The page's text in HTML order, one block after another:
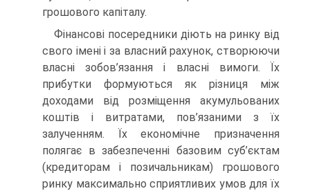
грошового капіталу.
Фінансові посередники діють на ринку від
свого імені і за власний рахунок, створюючи
власні зобов’язання і власні вимоги. Їх
прибутки формуються як різниця між
доходами від розміщення акумульованих
коштів і витратами, пов’язаними з їх
залученням. Їх економічне призначення
полягає в забезпеченні базовим суб’єктам
(кредиторам і позичальникам) грошового
ринку максимально сприятливих умов для їх